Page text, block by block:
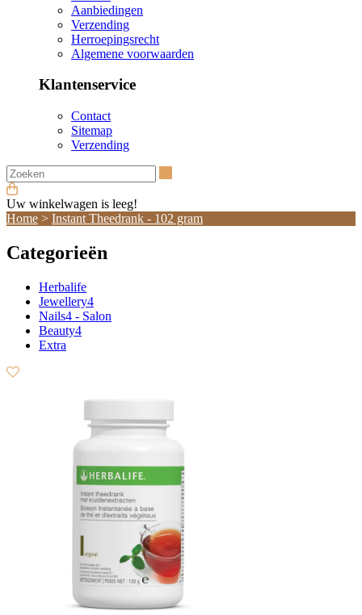
Aanbiedingen
Verzending
Herroepingsrecht
Algemene voorwaarden
Klantenservice
Contact
Sitemap
Verzending
Uw winkelwagen is leeg!
Home > Instant Theedrank - 102 gram
Categorieën
Herbalife
Jewellery4
Nails4 - Salon
Beauty4
Extra